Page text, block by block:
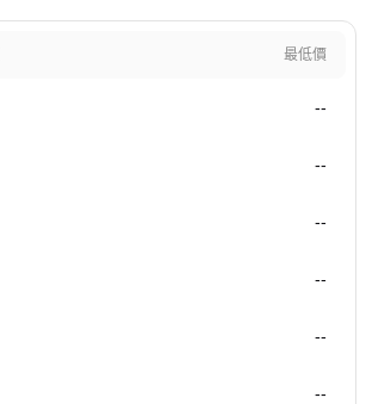
最低價
--
--
--
--
--
--